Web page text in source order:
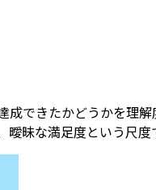
できたかどうかを理
昧な満足度という尺度